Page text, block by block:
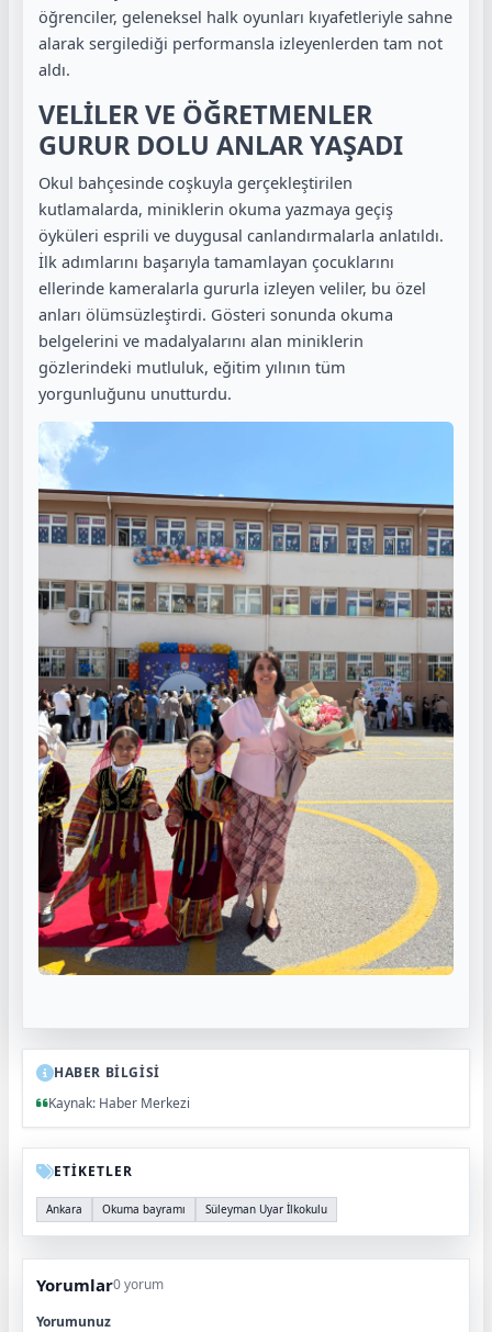
öğrenciler, geleneksel halk oyunları kıyafetleriyle sahne
alarak sergilediği performansla izleyenlerden tam not
aldı.
VELİLER VE ÖĞRETMENLER
GURUR DOLU ANLAR YAŞADI
Okul bahçesinde coşkuyla gerçekleştirilen
kutlamalarda, miniklerin okuma yazmaya geçiş
öyküleri esprili ve duygusal canlandırmalarla anlatıldı.
İlk adımlarını başarıyla tamamlayan çocuklarını
ellerinde kameralarla gururla izleyen veliler, bu özel
anları ölümsüzleştirdi. Gösteri sonunda okuma
belgelerini ve madalyalarını alan miniklerin
gözlerindeki mutluluk, eğitim yılının tüm
yorgunluğunu unutturdu.
HABER BİLGİSİ
Kaynak: Haber Merkezi
ETİKETLER
Ankara Okuma bayramı Süleyman Uyar İlkokulu
Yorumlar0 yorum
Yorumunuz